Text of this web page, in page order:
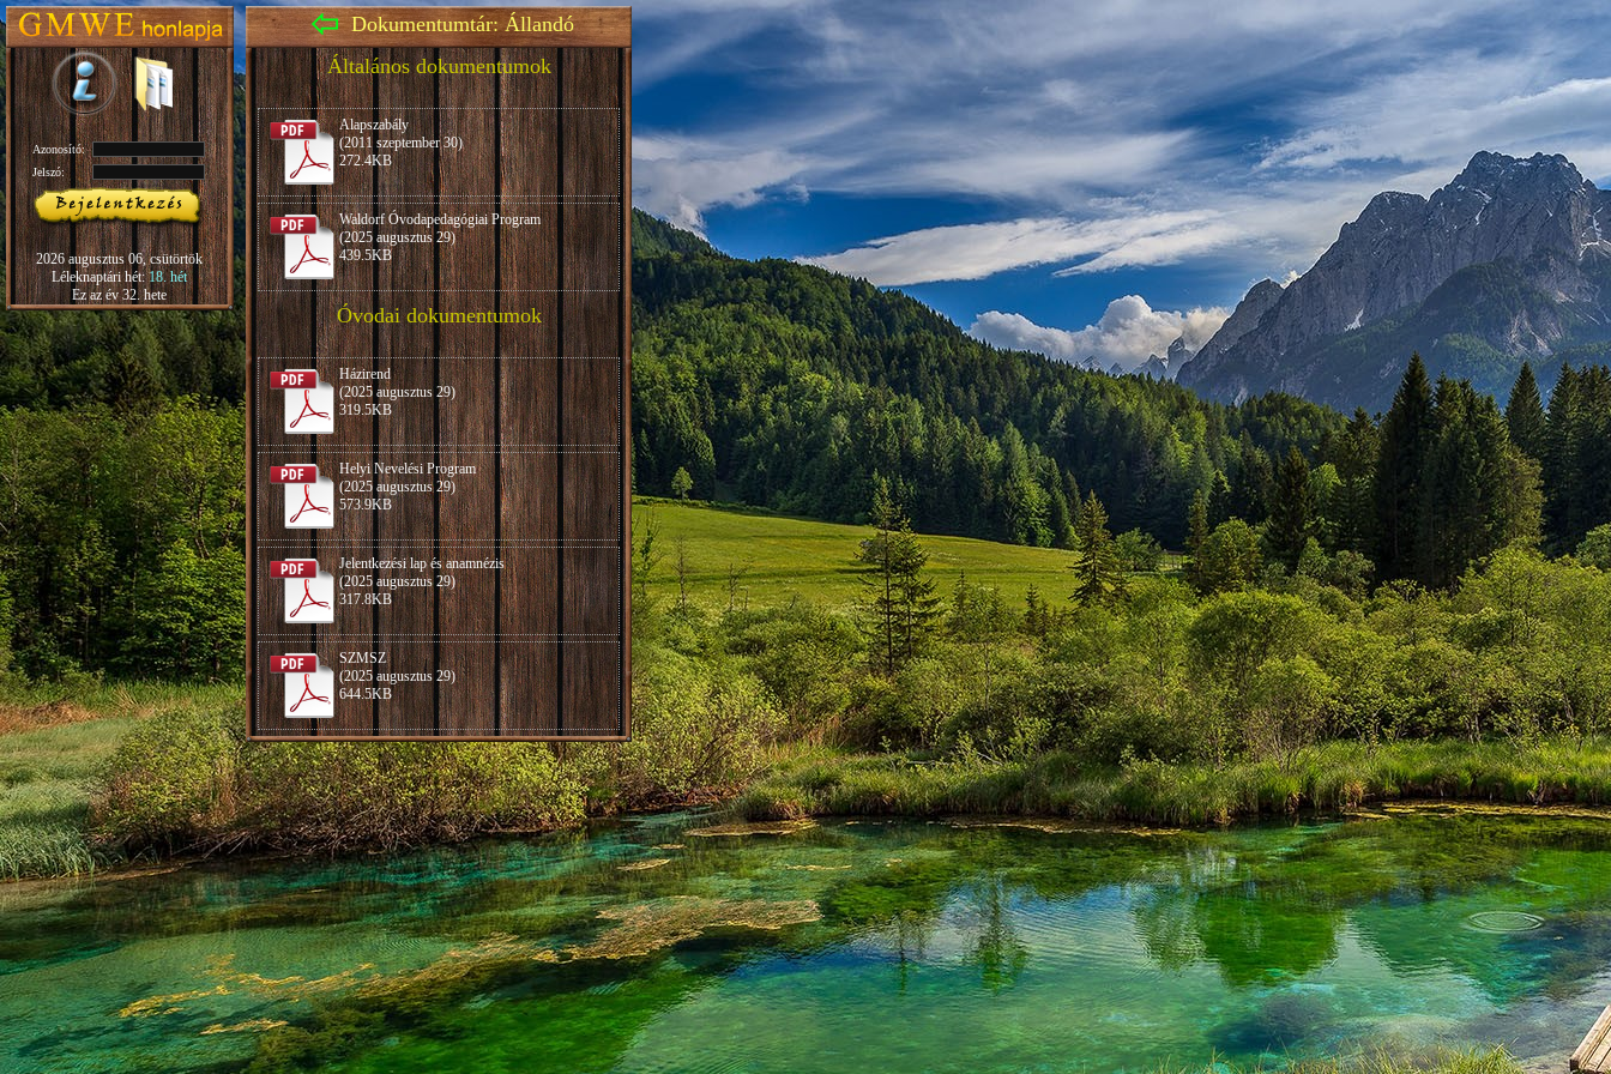
Azonosító:
Jelszó:
2026 augusztus 06, csütörtök
Léleknaptári hét:18. hét
Ez az év 32. hete
Dokumentumtár: Állandó
Általános dokumentumok
Alapszabály
(2011 szeptember 30)
272.4KB
Waldorf Óvodapedagógiai Program
(2025 augusztus 29)
439.5KB
Óvodai dokumentumok
Házirend
(2025 augusztus 29)
319.5KB
Helyi Nevelési Program
(2025 augusztus 29)
573.9KB
Jelentkezési lap és anamnézis
(2025 augusztus 29)
317.8KB
SZMSZ
(2025 augusztus 29)
644.5KB